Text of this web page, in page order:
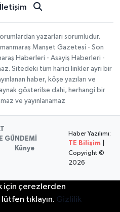
İletişim
yazarları sorumludur.
Manşet Gazetesi - Son
Haberleri - Asayiş Haberleri -
Sitedeki tüm harici linkler ayrı bir
haber, köşe yazıları ve
gösterilse dahi, herhangi bir
ve yayınlanamaz
GÜNDEMİ
Künye
Haber Yazılımı:
TE Bilişim
Copyright ©
2026
için çerezlerden
tıklayın. Gizlilik